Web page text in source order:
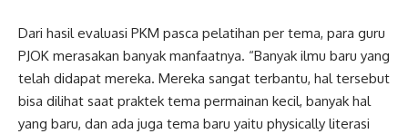
Dari hasil evaluasi PKM pasca pelatihan per tema, para guru
PJOK merasakan banyak manfaatnya. “Banyak ilmu baru yang
telah didapat mereka. Mereka sangat terbantu, hal tersebut
bisa dilihat saat praktek tema permainan kecil, banyak hal
yang baru, dan ada juga tema baru yaitu physically literasi